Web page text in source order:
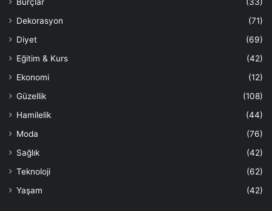
Dekorasyon
(71)
Diyet
(69)
Eğitim & Kurs
(42)
Ekonomi
(12)
Güzellik
(108)
Hamilelik
(44)
Moda
(76)
Sağlık
(42)
Teknoloji
(62)
Yaşam
(42)